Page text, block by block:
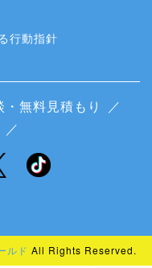
行動指針
無料見積もり
／
／
ルド All Rights Reserved.